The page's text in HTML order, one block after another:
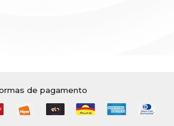
de pagamento